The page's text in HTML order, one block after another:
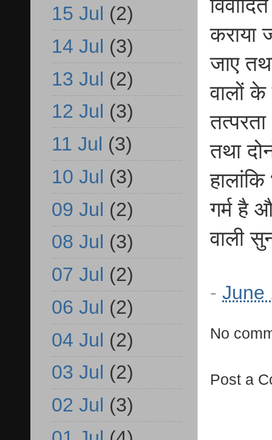
कराया
जाए
वालों के
तथा
गर्म है
वाली
- June
No
Post a
15 Jul (2)
14 Jul (3)
13 Jul (2)
12 Jul (3)
11 Jul (3)
10 Jul (3)
09 Jul (2)
08 Jul (3)
07 Jul (2)
06 Jul (2)
04 Jul (2)
03 Jul (2)
02 Jul (3)